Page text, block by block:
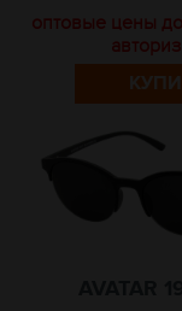
оптовые цены